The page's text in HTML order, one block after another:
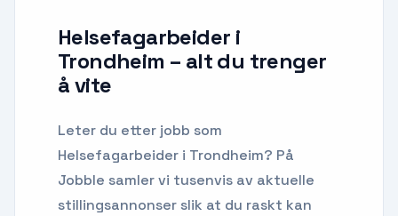
Helsefagarbeider i
Trondheim – alt du trenger
å vite
Leter du etter jobb som
Helsefagarbeider i Trondheim? På
Jobble samler vi tusenvis av aktuelle
stillingsannonser slik at du raskt kan